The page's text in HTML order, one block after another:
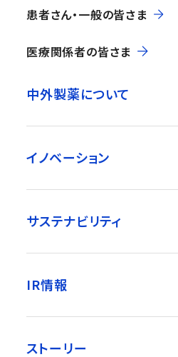
患者さん・一般の皆さま
医療関係者の皆さま
中外製薬について
イノベーション
サステナビリティ
IR情報
ストーリー